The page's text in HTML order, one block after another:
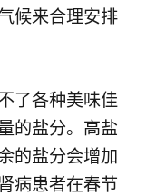
候来合理安排
了各种美味佳
的盐分。高盐
的盐分会增加
病患者在春节